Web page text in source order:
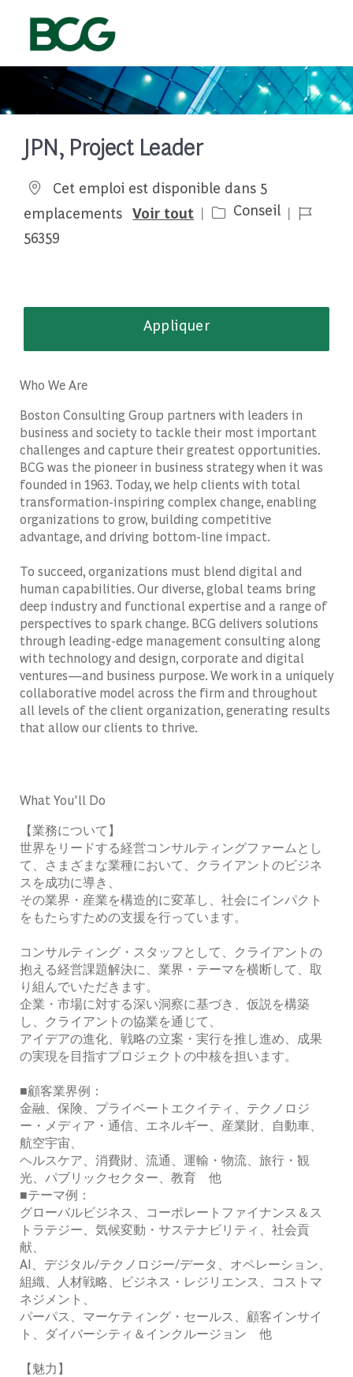
JPN, Project Leader
Cet emploi est disponible dans 5
emplacements Voir tout Catégorie
Conseil
Job Id
56359
Appliquer
Who We Are
Boston Consulting Group partners with leaders in
business and society to tackle their most important
challenges and capture their greatest opportunities.
BCG was the pioneer in business strategy when it was
founded in 1963. Today, we help clients with total
transformation-inspiring complex change, enabling
organizations to grow, building competitive
advantage, and driving bottom-line impact.
To succeed, organizations must blend digital and
human capabilities. Our diverse, global teams bring
deep industry and functional expertise and a range of
perspectives to spark change. BCG delivers solutions
through leading-edge management consulting along
with technology and design, corporate and digital
ventures—and business purpose. We work in a uniquely
collaborative model across the firm and throughout
all levels of the client organization, generating results
that allow our clients to thrive.
What You'll Do
【業務について】
世界をリードする経営コンサルティングファームとし
て、さまざまな業種において、クライアントのビジネ
スを成功に導き、
その業界・産業を構造的に変革し、社会にインパクト
をもたらすための支援を行っています。
コンサルティング・スタッフとして、クライアントの
抱える経営課題解決に、業界・テーマを横断して、取
り組んでいただきます。
企業・市場に対する深い洞察に基づき、仮説を構築
し、クライアントの協業を通じて、
アイデアの進化、戦略の立案・実行を推し進め、成果
の実現を目指すプロジェクトの中核を担います。
■顧客業界例：
金融、保険、プライベートエクイティ、テクノロジ
ー・メディア・通信、エネルギー、産業財、自動車、
航空宇宙、
ヘルスケア、消費財、流通、運輸・物流、旅行・観
光、パブリックセクター、教育 他
■テーマ例：
グローバルビジネス、コーポレートファイナンス＆ス
トラテジー、気候変動・サステナビリティ、社会貢
献、
AI、デジタル/テクノロジー/データ、オペレーション、
組織、人材戦略、ビジネス・レジリエンス、コストマ
ネジメント、
パーパス、マーケティング・セールス、顧客インサイ
ト、ダイバーシティ＆インクルージョン 他
【魅力】